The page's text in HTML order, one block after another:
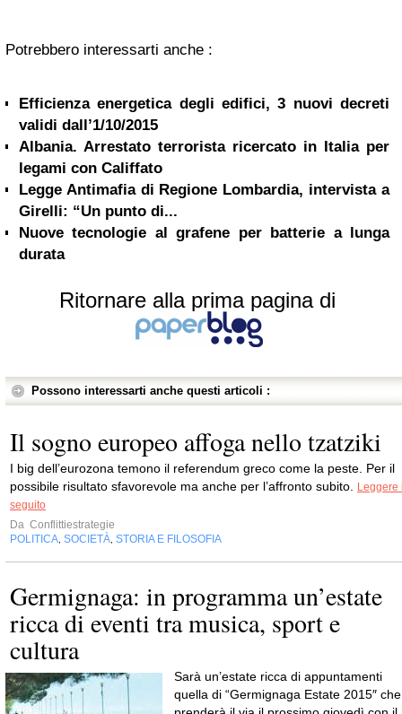
Potrebbero interessarti anche :
Efficienza energetica degli edifici, 3 nuovi decreti
validi dall’1/10/2015
Albania. Arrestato terrorista ricercato in Italia per
legami con Califfato
Legge Antimafia di Regione Lombardia, intervista a
Girelli: “Un punto di...
Nuove tecnologie al grafene per batterie a lunga
durata
Ritornare alla prima pagina di
Possono interessarti anche questi articoli :
Il sogno europeo affoga nello tzatziki
I big dell’eurozona temono il referendum greco come la peste. Per il
possibile risultato sfavorevole ma anche per l’affronto subito.
Leggere
seguito
Da Conflittiestrategie
POLITICA SOCIETÀ STORIA E FILOSOFIA
Germignaga: in programma un’estate
ricca di eventi tra musica, sport e
cultura
Sarà un’estate ricca di appuntamenti
quella di “Germignaga Estate 2015″ che